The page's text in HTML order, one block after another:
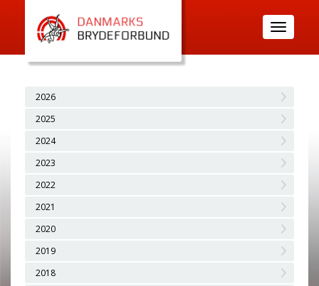
Toggle
navigation
2026
2025
2024
2023
2022
2021
2020
2019
2018